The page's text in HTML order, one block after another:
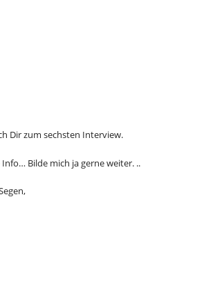
Dir zum sechsten Interview.
Bilde mich ja gerne weiter. ..